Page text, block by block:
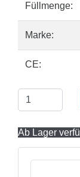
Füllmenge:
Marke:
CE:
Ab Lager